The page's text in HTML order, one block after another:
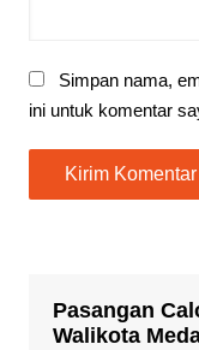
Simpan nama,
ini untuk komentar
Pasangan
Walikota